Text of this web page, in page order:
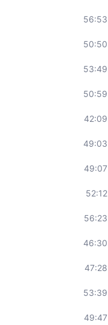
56:53
50:50
53:49
50:59
42:09
49:03
49:07
52:12
56:23
46:30
47:28
53:39
49:47